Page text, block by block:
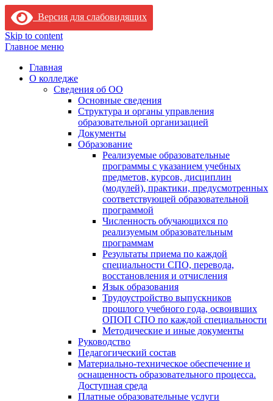
Версия для слабовидящих
Skip to content
Главное меню
Главная
О колледже
Сведения об ОО
Основные сведения
Структура и органы управления
образовательной организацией
Документы
Образование
Реализуемые образовательные
программы с указанием учебных
предметов, курсов, дисциплин
(модулей), практики, предусмотренных
соответствующей образовательной
программой
Численность обучающихся по
реализуемым образовательным
программам
Результаты приема по каждой
специальности СПО, перевода,
восстановления и отчисления
Язык образования
Трудоустройство выпускников
прошлого учебного года, освоивших
ОПОП СПО по каждой специальности
Методические и иные документы
Руководство
Педагогический состав
Материально-техническое обеспечение и
оснащенность образовательного процесса.
Доступная среда
Платные образовательные услуги